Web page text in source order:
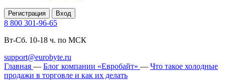
Регистрация Вход
8 800 301-96-65
Вт-Сб. 10-18 ч. по МСК
support@eurobyte.ru
Главная — Блог компании «Евробайт» — Что такое холодные
продажи в торговле и как их делать